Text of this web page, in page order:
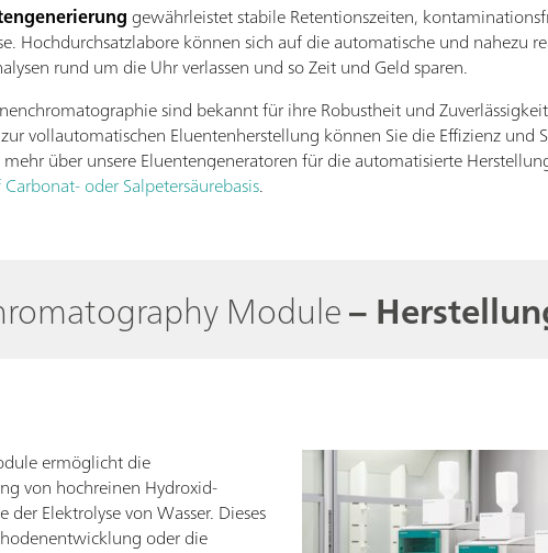
gewährleistet stabile Retentionszeiten,
Hochdurchsatzlabore können sich auf die automatische und nahezu
rund um die Uhr verlassen und so Zeit und Geld sparen.
sind bekannt für ihre Robustheit und
vollautomatischen Eluentenherstellung können Sie die Effizienz und
über unsere Eluentengeneratoren für die automatisierte
oder Salpetersäurebasis.
Module–
ermöglicht die
von hochreinen Hydroxid-
Elektrolyse von Wasser. Dieses
oder die